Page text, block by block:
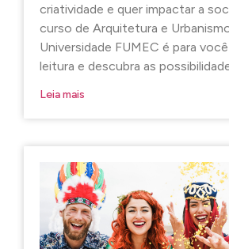
criatividade e quer impactar a
curso de Arquitetura e
Universidade FUMEC é para
leitura e descubra as
Leia mais